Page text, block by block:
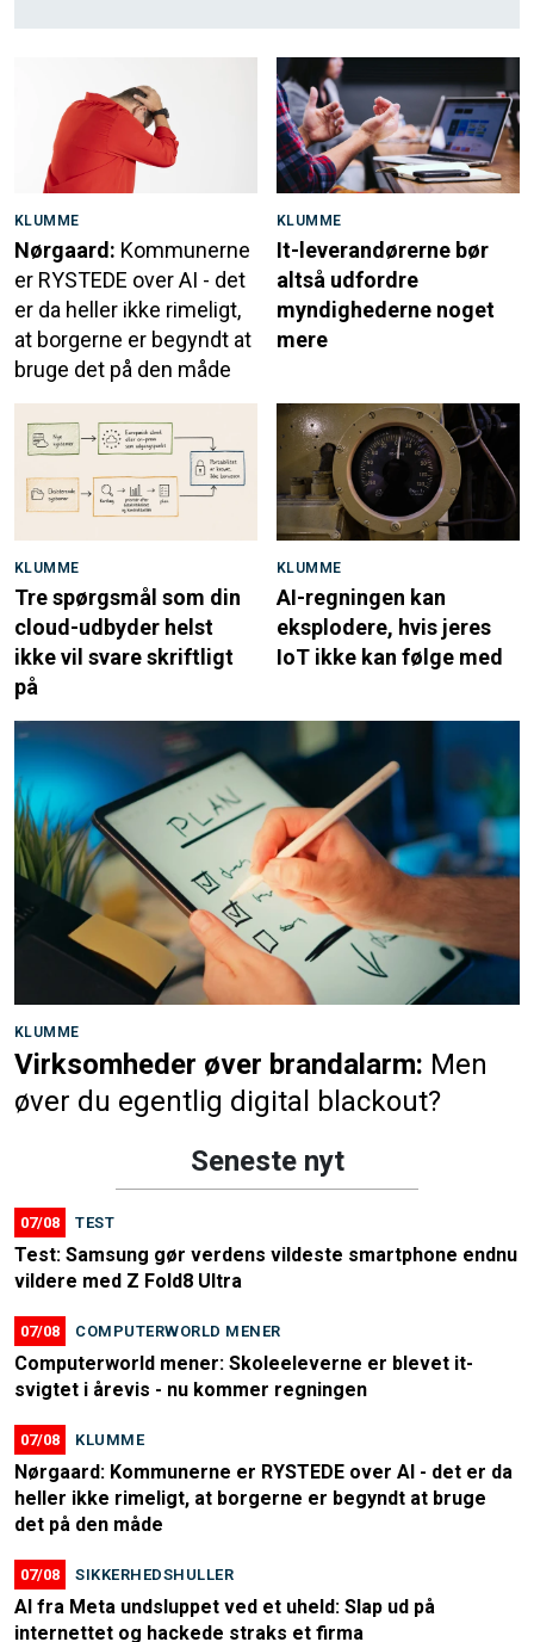
KLUMME
Nørgaard: Kommunerne
er RYSTEDE over AI - det
er da heller ikke rimeligt,
at borgerne er begyndt at
bruge det på den måde
KLUMME
It-leverandørerne bør
altså udfordre
myndighederne noget
mere
KLUMME
Tre spørgsmål som din
cloud-udbyder helst
ikke vil svare skriftligt
på
KLUMME
AI-regningen kan
eksplodere, hvis jeres
IoT ikke kan følge med
KLUMME
Virksomheder øver brandalarm: Men
øver du egentlig digital blackout?
Seneste nyt
07/08 TEST
Test: Samsung gør verdens vildeste smartphone endnu
vildere med Z Fold8 Ultra
07/08 COMPUTERWORLD MENER
Computerworld mener: Skoleeleverne er blevet it-
svigtet i årevis - nu kommer regningen
07/08 KLUMME
Nørgaard: Kommunerne er RYSTEDE over AI - det er da
heller ikke rimeligt, at borgerne er begyndt at bruge
det på den måde
07/08 SIKKERHEDSHULLER
AI fra Meta undsluppet ved et uheld: Slap ud på
internettet og hackede straks et firma